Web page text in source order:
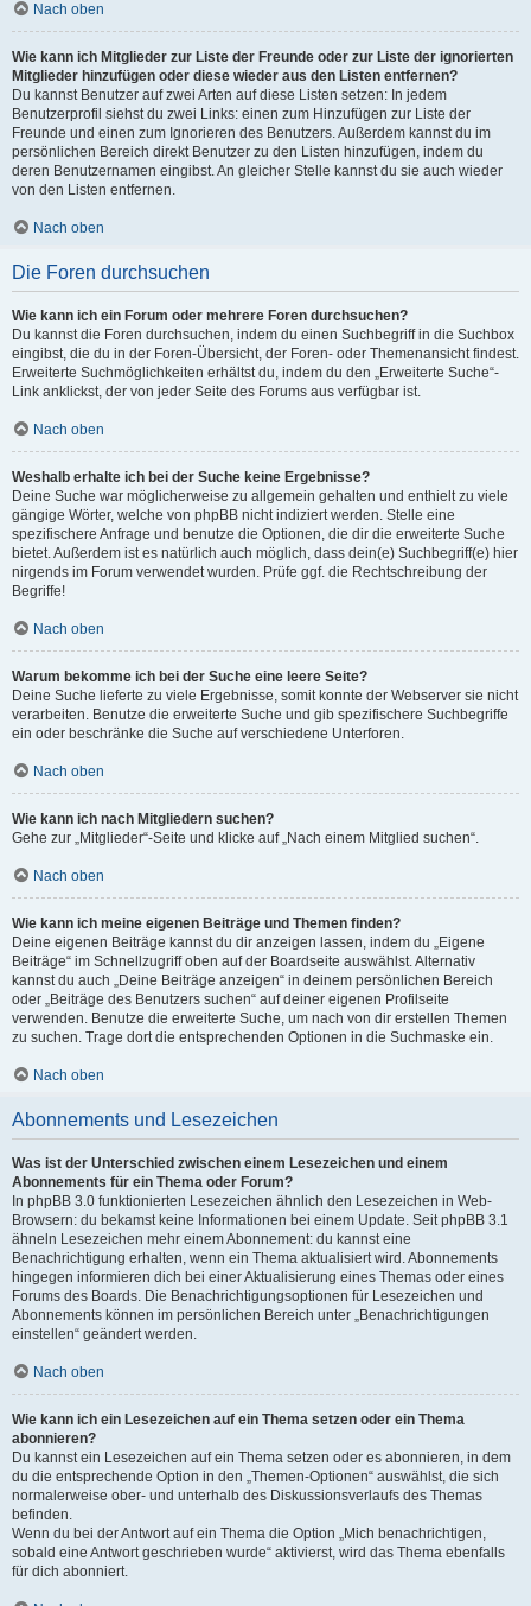
Nach oben
Wie kann ich Mitglieder zur Liste der Freunde oder zur Liste der ignorierten
Mitglieder hinzufügen oder diese wieder aus den Listen entfernen?
Du kannst Benutzer auf zwei Arten auf diese Listen setzen: In jedem
Benutzerprofil siehst du zwei Links: einen zum Hinzufügen zur Liste der
Freunde und einen zum Ignorieren des Benutzers. Außerdem kannst du im
persönlichen Bereich direkt Benutzer zu den Listen hinzufügen, indem du
deren Benutzernamen eingibst. An gleicher Stelle kannst du sie auch wieder
von den Listen entfernen.
Nach oben
Die Foren durchsuchen
Wie kann ich ein Forum oder mehrere Foren durchsuchen?
Du kannst die Foren durchsuchen, indem du einen Suchbegriff in die Suchbox
eingibst, die du in der Foren-Übersicht, der Foren- oder Themenansicht findest.
Erweiterte Suchmöglichkeiten erhältst du, indem du den „Erweiterte Suche“-
Link anklickst, der von jeder Seite des Forums aus verfügbar ist.
Nach oben
Weshalb erhalte ich bei der Suche keine Ergebnisse?
Deine Suche war möglicherweise zu allgemein gehalten und enthielt zu viele
gängige Wörter, welche von phpBB nicht indiziert werden. Stelle eine
spezifischere Anfrage und benutze die Optionen, die dir die erweiterte Suche
bietet. Außerdem ist es natürlich auch möglich, dass dein(e) Suchbegriff(e) hier
nirgends im Forum verwendet wurden. Prüfe ggf. die Rechtschreibung der
Begriffe!
Nach oben
Warum bekomme ich bei der Suche eine leere Seite?
Deine Suche lieferte zu viele Ergebnisse, somit konnte der Webserver sie nicht
verarbeiten. Benutze die erweiterte Suche und gib spezifischere Suchbegriffe
ein oder beschränke die Suche auf verschiedene Unterforen.
Nach oben
Wie kann ich nach Mitgliedern suchen?
Gehe zur „Mitglieder“-Seite und klicke auf „Nach einem Mitglied suchen“.
Nach oben
Wie kann ich meine eigenen Beiträge und Themen finden?
Deine eigenen Beiträge kannst du dir anzeigen lassen, indem du „Eigene
Beiträge“ im Schnellzugriff oben auf der Boardseite auswählst. Alternativ
kannst du auch „Deine Beiträge anzeigen“ in deinem persönlichen Bereich
oder „Beiträge des Benutzers suchen“ auf deiner eigenen Profilseite
verwenden. Benutze die erweiterte Suche, um nach von dir erstellen Themen
zu suchen. Trage dort die entsprechenden Optionen in die Suchmaske ein.
Nach oben
Abonnements und Lesezeichen
Was ist der Unterschied zwischen einem Lesezeichen und einem
Abonnements für ein Thema oder Forum?
In phpBB 3.0 funktionierten Lesezeichen ähnlich den Lesezeichen in Web-
Browsern: du bekamst keine Informationen bei einem Update. Seit phpBB 3.1
ähneln Lesezeichen mehr einem Abonnement: du kannst eine
Benachrichtigung erhalten, wenn ein Thema aktualisiert wird. Abonnements
hingegen informieren dich bei einer Aktualisierung eines Themas oder eines
Forums des Boards. Die Benachrichtigungsoptionen für Lesezeichen und
Abonnements können im persönlichen Bereich unter „Benachrichtigungen
einstellen“ geändert werden.
Nach oben
Wie kann ich ein Lesezeichen auf ein Thema setzen oder ein Thema
abonnieren?
Du kannst ein Lesezeichen auf ein Thema setzen oder es abonnieren, in dem
du die entsprechende Option in den „Themen-Optionen“ auswählst, die sich
normalerweise ober- und unterhalb des Diskussionsverlaufs des Themas
befinden.
Wenn du bei der Antwort auf ein Thema die Option „Mich benachrichtigen,
sobald eine Antwort geschrieben wurde“ aktivierst, wird das Thema ebenfalls
für dich abonniert.